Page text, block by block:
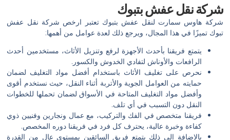
شركة نقل عفش بتبوك
شركة هاوس سمارت لنقل عفش بتبوك تعتبر ارخص شركة نقل عفش
تبوك تميزًا في هذا المجال، ويرجع ذلك لعدة عوامل من أهمها:
يتمتع فريقنا بأحدث الأجهزة لرفع وتنزيل الأثاث، مستخدمين أحدث
الرافعات والأوناش لتفادي الخدوش والكسور.
نحرص على تغليف الأثاث باستخدام أفضل مواد التغليف لضمان
حمايته من العوامل الجوية والأتربة أثناء النقل، حيث نستخدم أقوى
وأفضل مواد التغليف المتاحة في الأسواق لضمان تحملها للخطوات
النقل دون التسبب في أي تلف.
فريقنا متخصص في الفك والتركيب، مع عمال ونجارين وفنيين ذوي
كفاءة وخبرة عالية، يحترف كل فرد في فريقنا دوره المخصص.
بالإضافة إلى ذلك يتمتع فريق السائقين بمستوى عال من القدرة